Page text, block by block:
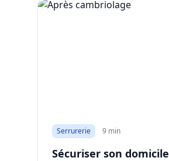
Serrurerie 9 min
Sécuriser son domicile